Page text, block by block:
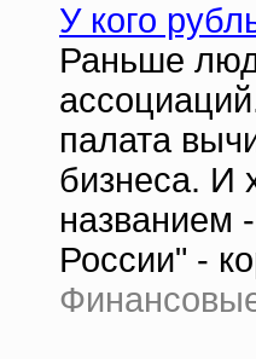
У кого
Раньше
палата
бизнеса. И
названием
России" -